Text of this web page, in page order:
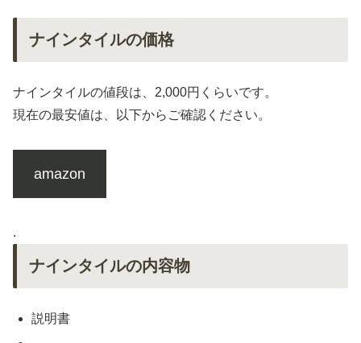
ナインタイルの価格
ナインタイルの値段は、2,000円くらいです。
現在の最安値は、以下からご確認ください。
amazon
.
ナインタイルの内容物
説明書